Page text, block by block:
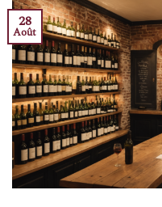
28
Août